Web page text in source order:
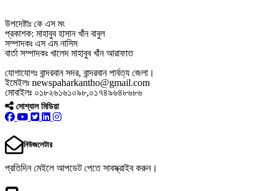
উপদেষ্টাঃ কে এস মং
প্রকাশক: মাহাবুব হাসান খাঁন বাবুল
সম্পাদকঃ এস এম নাসিম
বার্তা সম্পাদকঃ খালেদ মাহাবুব খাঁন আরাফাত
যোগাযোগঃ বান্দরবান সদর, বান্দরবান পার্বত্য জেলা।
ইমেইলঃ newspaharkantho@gmail.com
মোবাইলঃ ০১৮২৬১৬১০৯৮,০১৭৪৯৬৪৮৬৮৬
সোশ্যাল মিডিয়া
নিউজলেটার
প্রতিদিন মেইলে আপডেট পেতে সাবস্ক্রাইব করুন।